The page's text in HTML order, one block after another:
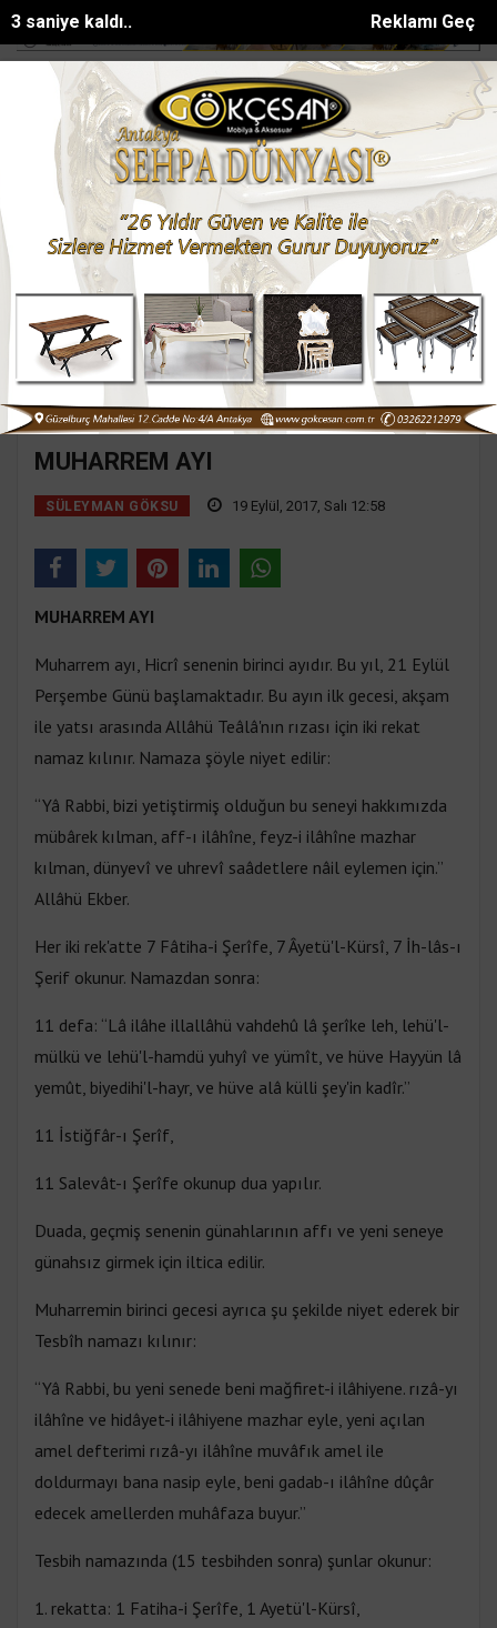
Reklamı Geç
2 saniye kaldı..
SON DAKİKA:makilik alanda yangın Kırıkhanda trafik kazası: 1 yaralı
Ana Sayfa Yazarlar Süleyman GÖKSU
SÜLEYMAN GÖKSU
Mail:suleymangoksu@gmail.com
MUHARREM AYI
SÜLEYMAN GÖKSU 19 Eylül, 2017, Salı 12:58
MUHARREM AYI
Muharrem ayı, Hicrî senenin birinci ayıdır. Bu yıl, 21 Eylül
Perşembe Günü başlamaktadır. Bu ayın ilk gecesi, akşam
ile yatsı arasında Allâhü Teâlâ'nın rızası için iki rekat
namaz kılınır. Namaza şöyle niyet edilir:
“Yâ Rabbi, bizi yetiştirmiş olduğun bu seneyi hakkımızda
mübârek kılman, aff-ı ilâhîne, feyz-i ilâhîne mazhar
kılman, dünyevî ve uhrevî saâdetlere nâil eylemen için.”
Allâhü Ekber.
Her iki rek'atte 7 Fâtiha-i Şerîfe, 7 Âyetü'l-Kürsî, 7 İh-lâs-ı
Şerif okunur. Namazdan sonra:
11 defa: “Lâ ilâhe illallâhü vahdehû lâ şerîke leh, lehü'l-
mülkü ve lehü'l-hamdü yuhyî ve yümît, ve hüve Hayyün lâ
yemût, biyedihi'l-hayr, ve hüve alâ külli şey'in kadîr.”
11 İstiğfâr-ı Şerîf,
11 Salevât-ı Şerîfe okunup dua yapılır.
Duada, geçmiş senenin günahlarının affı ve yeni seneye
günahsız girmek için iltica edilir.
Muharremin birinci gecesi ayrıca şu şekilde niyet ederek bir
Tesbîh namazı kılınır:
“Yâ Rabbi, bu yeni senede beni mağfiret-i ilâhiyene. rızâ-yı
ilâhîne ve hidâyet-i ilâhiyene mazhar eyle, yeni açılan
amel defterimi rızâ-yı ilâhîne muvâfık amel ile
doldurmayı bana nasip eyle, beni gadab-ı ilâhîne dûçâr
edecek amellerden muhâfaza buyur.”
Tesbih namazında (15 tesbihden sonra) şunlar okunur:
1. rekatta: 1 Fatiha-i Şerîfe, 1 Ayetü'l-Kürsî,